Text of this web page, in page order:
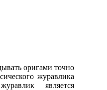
оригами точно
журавлика
является